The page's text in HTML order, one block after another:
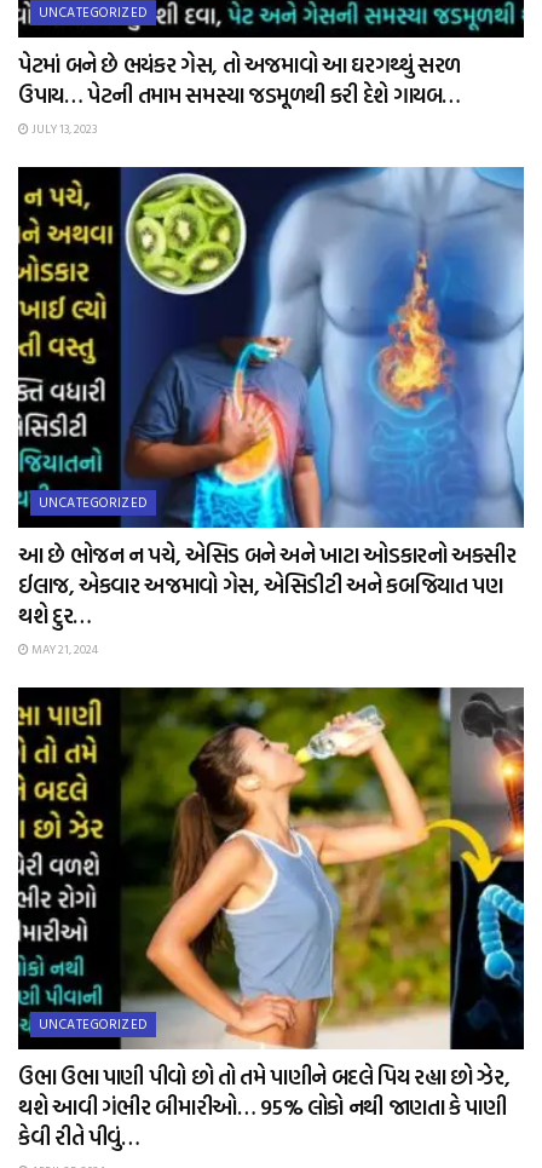
UNCATEGORIZED
પેટમાં બને છે ભયંકર ગેસ, તો અજમાવો આ ઘરગથ્થું સરળ
ઉપાય… પેટની તમામ સમસ્યા જડમૂળથી કરી દેશે ગાયબ…
JULY 13, 2023
UNCATEGORIZED
આ છે ભોજન ન પચે, એસિડ બને અને ખાટા ઓડકારનો અકસીર
ઈલાજ, એકવાર અજમાવો ગેસ, એસિડીટી અને કબજિયાત પણ
થશે દુર…
MAY 21, 2024
UNCATEGORIZED
ઉભા ઉભા પાણી પીવો છો તો તમે પાણીને બદલે પિય રહ્યા છો ઝેર,
થશે આવી ગંભીર બીમારીઓ… 95% લોકો નથી જાણતા કે પાણી
કેવી રીતે પીવું…